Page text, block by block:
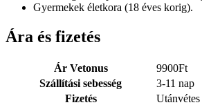
Gyermekek életkora (18 éves korig).
Ára és fizetés
Ár Vetonus 9900Ft
Szállítási sebesség
3-11 nap
Fizetés